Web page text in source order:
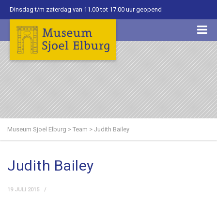
Dinsdag t/m zaterdag van 11.00 tot 17.00 uur geopend
Museum Sjoel Elburg > Team > Judith Bailey
Judith Bailey
19 JULI 2015